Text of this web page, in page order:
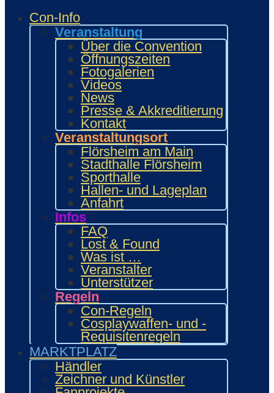
Con-Info
Veranstaltung
Über die Convention
Öffnungszeiten
Fotogalerien
Videos
News
Presse & Akkreditierung
Kontakt
Veranstaltungsort
Flörsheim am Main
Stadthalle Flörsheim
Sporthalle
Hallen- und Lageplan
Anfahrt
Infos
FAQ
Lost & Found
Was ist …
Veranstalter
Unterstützer
Regeln
Con-Regeln
Cosplaywaffen- und -
Requisitenregeln
MARKTPLATZ
Händler
Zeichner und Künstler
MARKTPLATZ
Händler
Zeichner und Künstler
Fanprojekte
Kulturaussteller
Bring and Buy
Food Area
Maidcafé
INTERAKTIV
Workshops und Präsentationen
Gamesroom
Trading Card Games (TCG)
Brettspiele
Karaoke
Wettbewerbe
ENTERTAINMENT
Ehrengäste
Showacts
Anime-Kino
Kulturprogramm
Cosplayball
Programm
Programm 2026
Wie.MAI.KAI App
Vergangenes Con-Programm
Bewerbung
Händler
Zeichner & Künstler
Aussteller & Fanprojekte
Showacts